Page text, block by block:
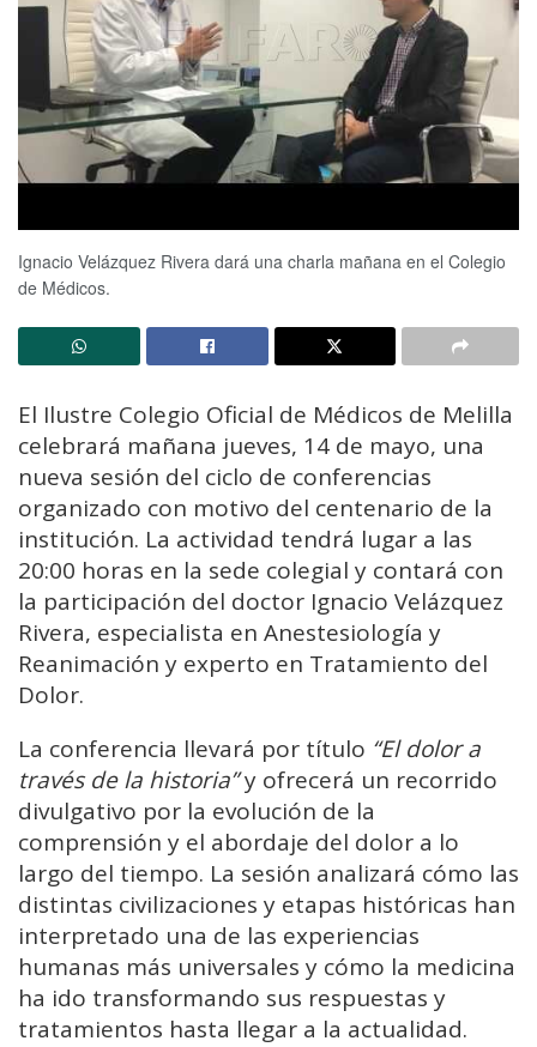
Ignacio Velázquez Rivera dará una charla mañana en el Colegio
de Médicos.
El Ilustre Colegio Oficial de Médicos de Melilla
celebrará mañana jueves, 14 de mayo, una
nueva sesión del ciclo de conferencias
organizado con motivo del centenario de la
institución. La actividad tendrá lugar a las
20:00 horas en la sede colegial y contará con
la participación del doctor Ignacio Velázquez
Rivera, especialista en Anestesiología y
Reanimación y experto en Tratamiento del
Dolor.
La conferencia llevará por título “El dolor a
través de la historia”y ofrecerá un recorrido
divulgativo por la evolución de la
comprensión y el abordaje del dolor a lo
largo del tiempo. La sesión analizará cómo las
distintas civilizaciones y etapas históricas han
interpretado una de las experiencias
humanas más universales y cómo la medicina
ha ido transformando sus respuestas y
tratamientos hasta llegar a la actualidad.